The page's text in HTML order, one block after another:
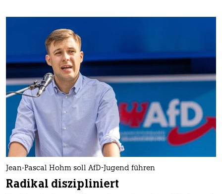
Jean-Pascal Hohm soll AfD-Jugend führen
Radikal diszipliniert